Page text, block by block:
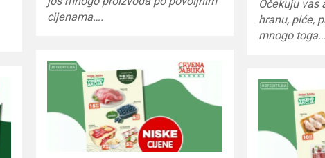
cijenama….
Očekuju vas
hranu, piće,
mnogo